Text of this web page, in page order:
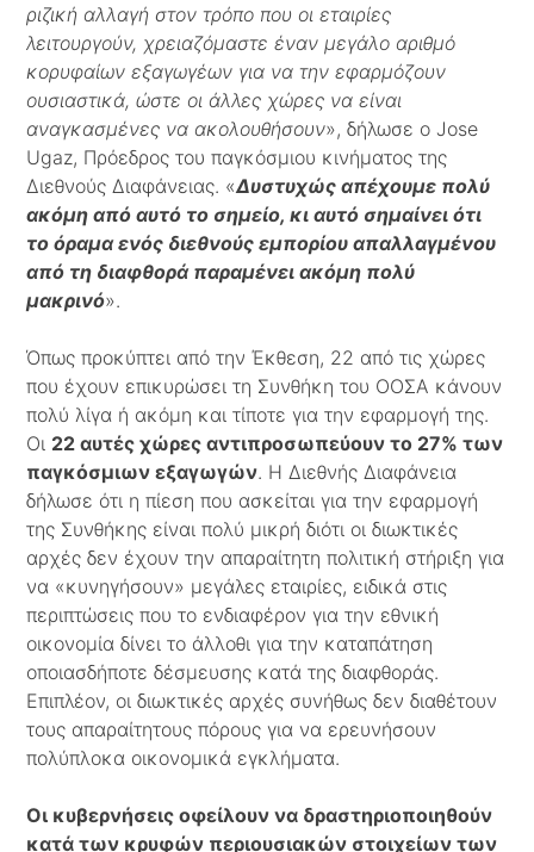
ριζική αλλαγή στον τρόπο που οι εταιρίες
λειτουργούν, χρειαζόμαστε έναν μεγάλο αριθμό
κορυφαίων εξαγωγέων για να την εφαρμόζουν
ουσιαστικά, ώστε οι άλλες χώρες να είναι
αναγκασμένες να ακολουθήσουν», δήλωσε ο Jose
Ugaz, Πρόεδρος του παγκόσμιου κινήματος της
Διεθνούς Διαφάνειας. «Δυστυχώς απέχουμε πολύ
ακόμη από αυτό το σημείο, κι αυτό σημαίνει ότι
το όραμα ενός διεθνούς εμπορίου απαλλαγμένου
από τη διαφθορά παραμένει ακόμη πολύ
μακρινό».
Όπως προκύπτει από την Έκθεση, 22 από τις χώρες
που έχουν επικυρώσει τη Συνθήκη του ΟΟΣΑ κάνουν
πολύ λίγα ή ακόμη και τίποτε για την εφαρμογή της.
Οι 22 αυτές χώρες αντιπροσωπεύουν το 27% των
παγκόσμιων εξαγωγών. Η Διεθνής Διαφάνεια
δήλωσε ότι η πίεση που ασκείται για την εφαρμογή
της Συνθήκης είναι πολύ μικρή διότι οι διωκτικές
αρχές δεν έχουν την απαραίτητη πολιτική στήριξη για
να «κυνηγήσουν» μεγάλες εταιρίες, ειδικά στις
περιπτώσεις που το ενδιαφέρον για την εθνική
οικονομία δίνει το άλλοθι για την καταπάτηση
οποιασδήποτε δέσμευσης κατά της διαφθοράς.
Επιπλέον, οι διωκτικές αρχές συνήθως δεν διαθέτουν
τους απαραίτητους πόρους για να ερευνήσουν
πολύπλοκα οικονομικά εγκλήματα.
Οι κυβερνήσεις οφείλουν να δραστηριοποιηθούν
κατά των κρυφών περιουσιακών στοιχείων των